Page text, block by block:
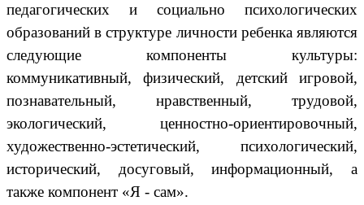
педагогических и социально психологических
образований в структуре личности ребенка являются
следующие компоненты культуры:
коммуникативный, физический, детский игровой,
познавательный, нравственный, трудовой,
экологический, ценностно-ориентировочный,
художественно-эстетический, психологический,
исторический, досуговый, информационный, а
также компонент «Я - сам».